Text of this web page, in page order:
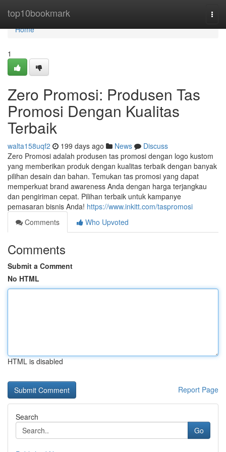
top10bookmark
Home
Home
1
Zero Promosi: Produsen Tas
Promosi Dengan Kualitas
Terbaik
walta158uqf2 199 days ago News
Discuss
Zero Promosi adalah produsen tas promosi dengan logo kustom
yang memberikan produk dengan kualitas terbaik dengan banyak
pilihan desain dan bahan. Temukan tas promosi yang dapat
memperkuat brand awareness Anda dengan harga terjangkau
dan pengiriman cepat. Pilihan terbaik untuk kampanye
pemasaran bisnis Anda! https://www.inkitt.com/taspromosi
Comments
Who Upvoted
Comments
Submit a Comment
No HTML
HTML is disabled
Report Page
Search
Go